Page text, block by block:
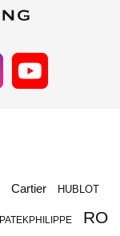
Cartier HUBLOT
PATEKPHILIPPE
RO